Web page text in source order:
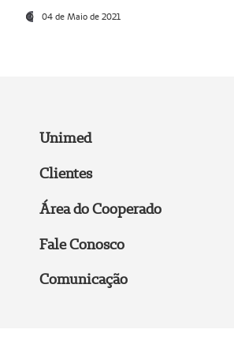
04 de Maio de 2021
Unimed
Clientes
Área do Cooperado
Fale Conosco
Comunicação